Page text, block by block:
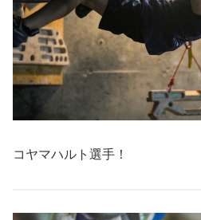
コヤマハルト選手！